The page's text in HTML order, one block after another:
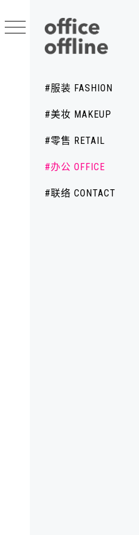
Primary
#服装 FASHION
#美妆 MAKEUP
#零售 RETAIL
#办公 OFFICE
#联络 CONTACT
to
content